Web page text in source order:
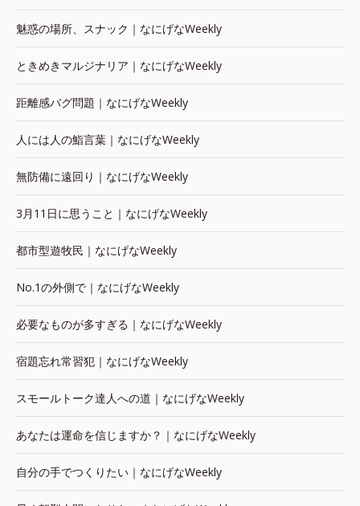
魅惑の場所、スナック｜なにげなWeekly
ときめきマルジナリア｜なにげなWeekly
距離感バグ問題｜なにげなWeekly
人には人の鮨言葉｜なにげなWeekly
無防備に遠回り｜なにげなWeekly
3月11日に思うこと｜なにげなWeekly
都市型遊牧民｜なにげなWeekly
No.1の外側で｜なにげなWeekly
必要なものが多すぎる｜なにげなWeekly
宿題忘れ常習犯｜なにげなWeekly
スモールトーク達人への道｜なにげなWeekly
あなたは運命を信じますか？｜なにげなWeekly
自分の手でつくりたい｜なにげなWeekly